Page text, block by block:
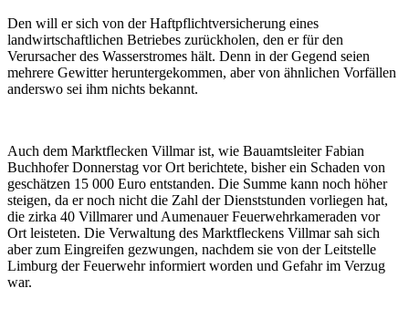
Den will er sich von der Haftpflichtversicherung eines
landwirtschaftlichen Betriebes zurückholen, den er für den
Verursacher des Wasserstromes hält. Denn in der Gegend seien
mehrere Gewitter heruntergekommen, aber von ähnlichen Vorfällen
anderswo sei ihm nichts bekannt.
Auch dem Marktflecken Villmar ist, wie Bauamtsleiter Fabian
Buchhofer Donnerstag vor Ort berichtete, bisher ein Schaden von
geschätzen 15 000 Euro entstanden. Die Summe kann noch höher
steigen, da er noch nicht die Zahl der Dienststunden vorliegen hat,
die zirka 40 Villmarer und Aumenauer Feuerwehrkameraden vor
Ort leisteten. Die Verwaltung des Marktfleckens Villmar sah sich
aber zum Eingreifen gezwungen, nachdem sie von der Leitstelle
Limburg der Feuerwehr informiert worden und Gefahr im Verzug
war.